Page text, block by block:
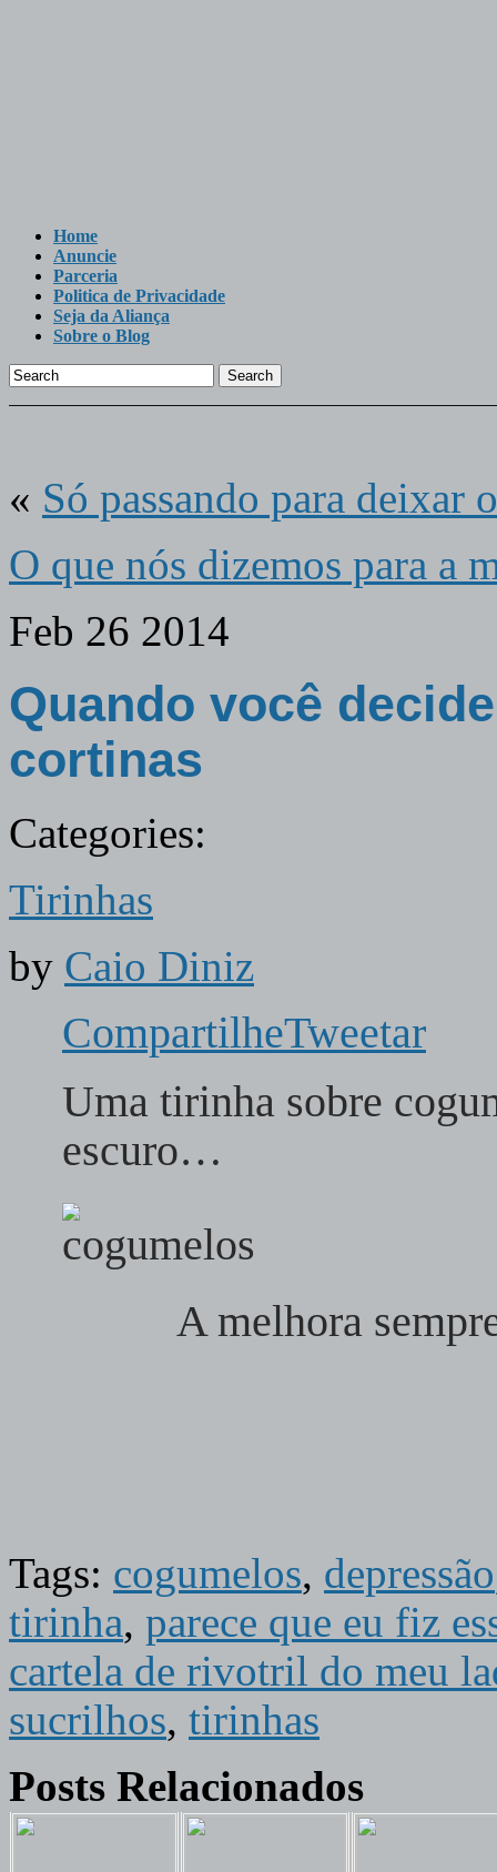
Home
Anuncie
Parceria
Politica de Privacidade
Seja da Aliança
Sobre o Blog
Search
« Só passando para
O que nós dizemos para a
Feb 26 2014
Quando você
cortinas
Categories:
Tirinhas
by Caio Diniz
CompartilheTweetar
Uma tirinha sobre
escuro…
A melhora
Tags: cogumelos, depressão
tirinha, parece que eu fiz
cartela de rivotril do meu
sucrilhos, tirinhas
Posts Relacionados